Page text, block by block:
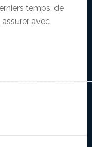
temps, de
avec